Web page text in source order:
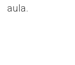
aula.